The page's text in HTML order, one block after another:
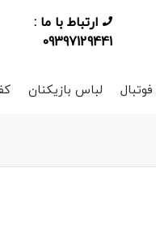
ارتباط با ما :
09397129441
لباس بازیکنان